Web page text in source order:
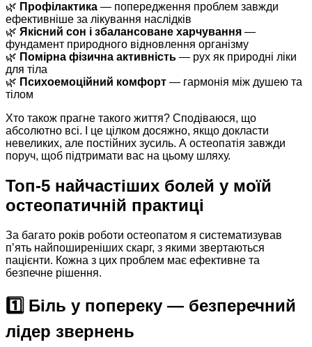
🌿 Профілактика — попередження проблем завжди
ефективніше за лікування наслідків
🌿 Якісний сон і збалансоване харчування —
фундамент природного відновлення організму
🌿 Помірна фізична активність — рух як природні ліки
для тіла
🌿 Психоемоційний комфорт — гармонія між душею та
тілом
Хто також прагне такого життя? Сподіваюся, що
абсолютно всі. І це цілком досяжно, якщо докласти
невеликих, але постійних зусиль. А остеопатія завжди
поруч, щоб підтримати вас на цьому шляху.
Топ-5 найчастіших болей у моїй
остеопатичній практиці
За багато років роботи остеопатом я систематизував
п’ять найпоширеніших скарг, з якими звертаються
пацієнти. Кожна з цих проблем має ефективне та
безпечне рішення.
1️⃣ Біль у попереку — безперечний
лідер звернень